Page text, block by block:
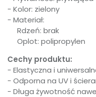
- Kolor: zielony
- Materiał:
Rdzeń: brak
Oplot: polipropylen
Cechy produktu:
- Elastyczna i
- Odporna na UV i
- Długa żywotność